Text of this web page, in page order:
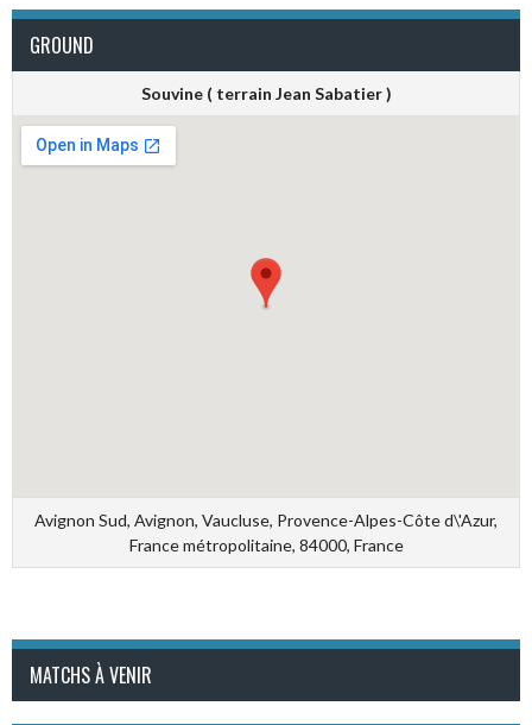
GROUND
Souvine ( terrain Jean Sabatier )
Avignon Sud, Avignon, Vaucluse, Provence-Alpes-Côte d\'Azur,
France métropolitaine, 84000, France
MATCHS À VENIR